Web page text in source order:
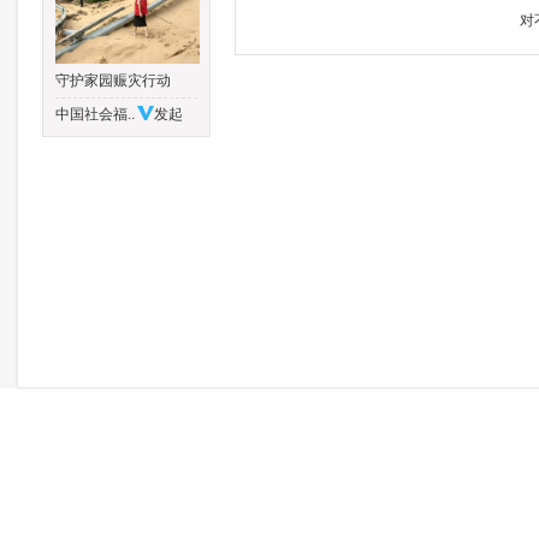
守护家园赈灾行动
中国社会福..
发起
对